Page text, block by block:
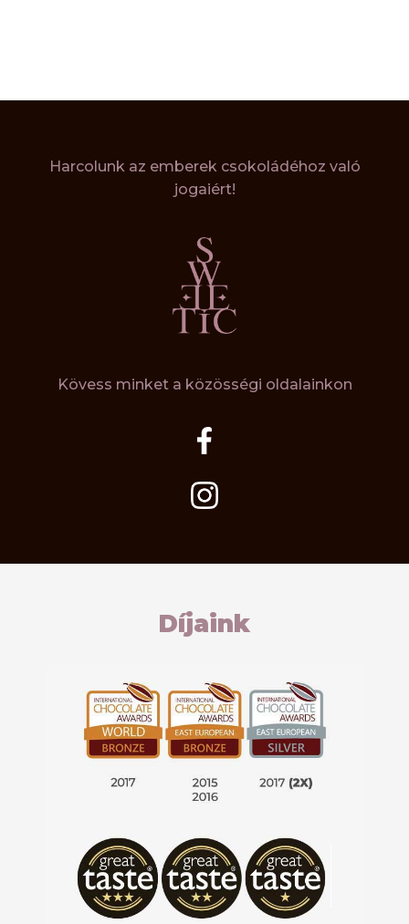
Harcolunk az emberek csokoládéhoz való
jogaiért!
Kövess minket a közösségi oldalainkon
Díjaink